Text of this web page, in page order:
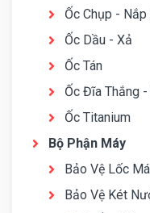
Ốc Chụp - Nắp
Ốc Dầu - Xả
Ốc Tán
Ốc Đĩa Thắng
Ốc Titanium
Bộ Phận Máy
Bảo Vệ Lốc
Bảo Vệ Két